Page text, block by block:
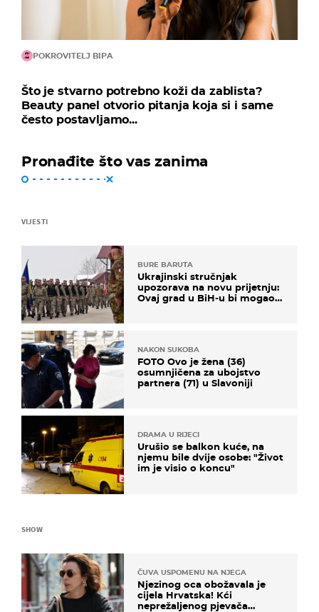
POKROVITELJ BIPA
Što je stvarno potrebno koži da zablista?
Beauty panel otvorio pitanja koja si i same
često postavljamo...
Pronađite što vas zanima
VIJESTI
BURE BARUTA
Ukrajinski stručnjak
upozorava na novu prijetnju:
Ovaj grad u BiH-u bi mogao
NAKON SUKOBA
FOTO Ovo je žena (36)
osumnjičena za ubojstvo
partnera (71) u Slavoniji
DRAMA U RIJECI
Urušio se balkon kuće, na
njemu bile dvije osobe: "Život
im je visio o koncu"
SHOW
ČUVA USPOMENU NA NJEGA
Njezinog oca obožavala je
cijela Hrvatska! Kći
neprežaljenog pjevača